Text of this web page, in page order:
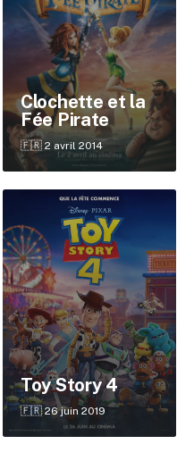
Clochette et la
Fée Pirate
🇫🇷 2 avril 2014
Toy Story 4
🇫🇷 26 juin 2019